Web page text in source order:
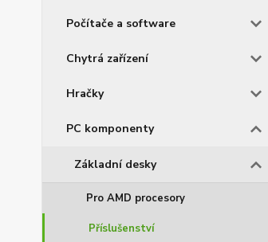
Počítače a software
Chytrá zařízení
Hračky
PC komponenty
Základní desky
Pro AMD procesory
Příslušenství